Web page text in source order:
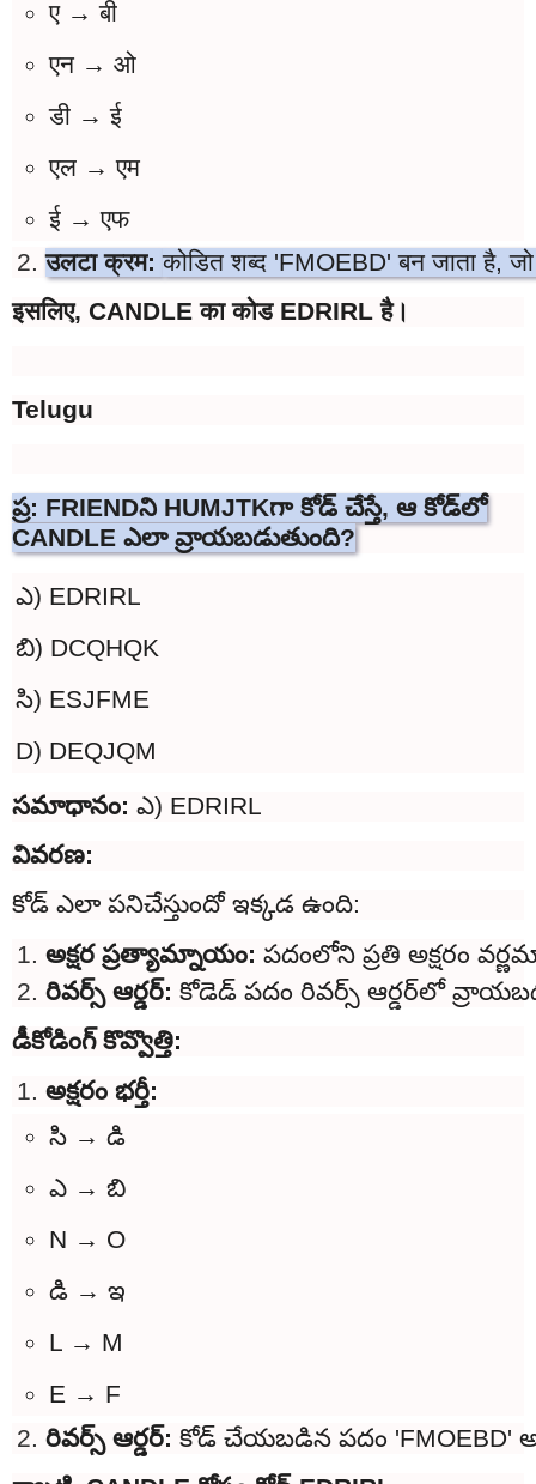
ए → बी
एन → ओ
डी → ई
एल → एम
ई → एफ
उलटा क्रम: कोडित शब्द 'FMOEBD' बन जाता है,
इसलिए, CANDLE का कोड EDRIRL है।
Telugu
ప్ర: FRIENDని HUMJTKగా కోడ్ చేస్తే, ఆ కోడ్‌లో
CANDLE ఎలా వ్రాయబడుతుంది?
ఎ) EDRIRL
బి) DCQHQK
సి) ESJFME
D) DEQJQM
సమాధానం: ఎ) EDRIRL
వివరణ:
కోడ్ ఎలా పనిచేస్తుందో ఇక్కడ ఉంది:
అక్షర ప్రత్యామ్నాయం: పదంలోని ప్రతి అక్షరం
రివర్స్ ఆర్డర్:
కోడెడ్ పదం రివర్స్
డీకోడింగ్ కొవ్వొత్తి:
అక్షరం భర్తీ:
సి → డి
ఎ → బి
N → O
డి → ఇ
L → M
E → F
రివర్స్ ఆర్డర్: కోడ్ చేయబడిన పదం 'FMOEBD'